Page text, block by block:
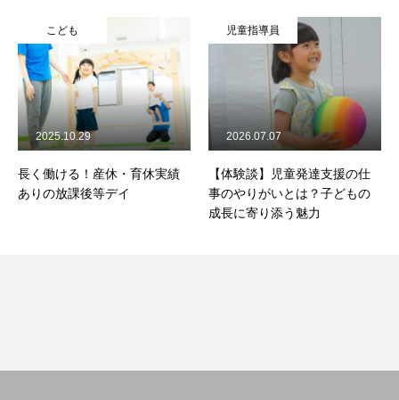
こども
長く働ける！産休・育休実績
ありの放課後等デイ
2025.10.29
児童指導員
【体験談】児童発達支援の仕
事のやりがいとは？子どもの
成長に寄り添う魅力
2026.07.07